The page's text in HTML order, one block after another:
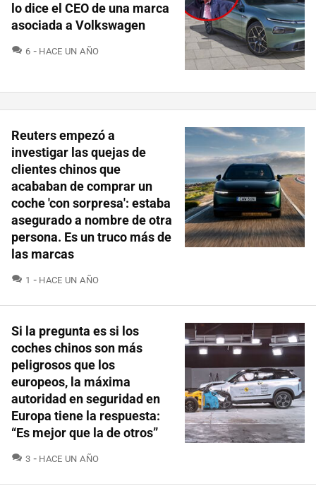
lo dice el CEO de una marca
asociada a Volkswagen
6 COMENTARIOS
HACE UN AÑO
Reuters empezó a
investigar las quejas de
clientes chinos que
acababan de comprar un
coche 'con sorpresa': estaba
asegurado a nombre de otra
persona. Es un truco más de
las marcas
1 COMENTARIOS
HACE UN AÑO
Si la pregunta es si los
coches chinos son más
peligrosos que los
europeos, la máxima
autoridad en seguridad en
Europa tiene la respuesta:
“Es mejor que la de otros”
3 COMENTARIOS
HACE UN AÑO